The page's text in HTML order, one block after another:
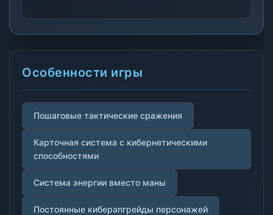
Особенности игры
Пошаговые тактические сражения
Карточная система с кибернетическими
способностями
Система энергии вместо маны
Постоянные киберапгрейды персонажей